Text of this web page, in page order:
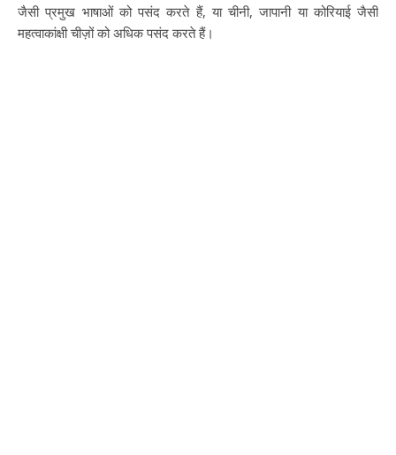
जैसी प्रमुख भाषाओं को पसंद करते हैं, या चीनी, जापानी या कोरियाई जैसी
महत्वाकांक्षी चीज़ों को अधिक पसंद करते हैं।